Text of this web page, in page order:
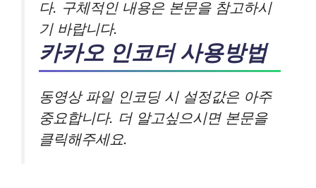
다. 구체적인 내용은 본문을 참고하시
기 바랍니다.
카카오 인코더 사용방법
동영상 파일 인코딩 시 설정값은 아주
중요합니다. 더 알고싶으시면 본문을
클릭해주세요.